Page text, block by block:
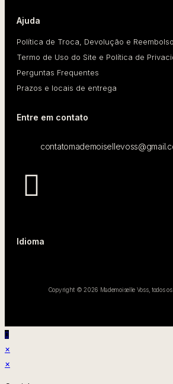
Ajuda
Política de Troca, Devolução e Reembolso
Termo de Uso do Site e Política de
Perguntas Frequentes
Prazos e locais de entrega
Entre em contato
Idioma
Copyright © 2026 Mademoiselle Voss, todos os
×
×